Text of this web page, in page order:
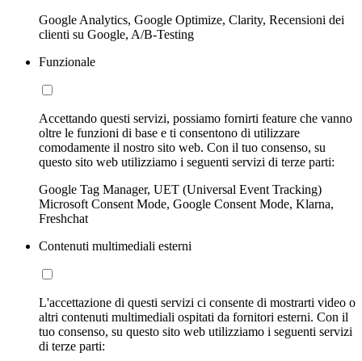
Google Analytics, Google Optimize, Clarity, Recensioni dei
clienti su Google, A/B-Testing
Funzionale
Accettando questi servizi, possiamo fornirti feature che vanno
oltre le funzioni di base e ti consentono di utilizzare
comodamente il nostro sito web. Con il tuo consenso, su
questo sito web utilizziamo i seguenti servizi di terze parti:
Google Tag Manager, UET (Universal Event Tracking)
Microsoft Consent Mode, Google Consent Mode, Klarna,
Freshchat
Contenuti multimediali esterni
L'accettazione di questi servizi ci consente di mostrarti video o
altri contenuti multimediali ospitati da fornitori esterni. Con il
tuo consenso, su questo sito web utilizziamo i seguenti servizi
di terze parti: